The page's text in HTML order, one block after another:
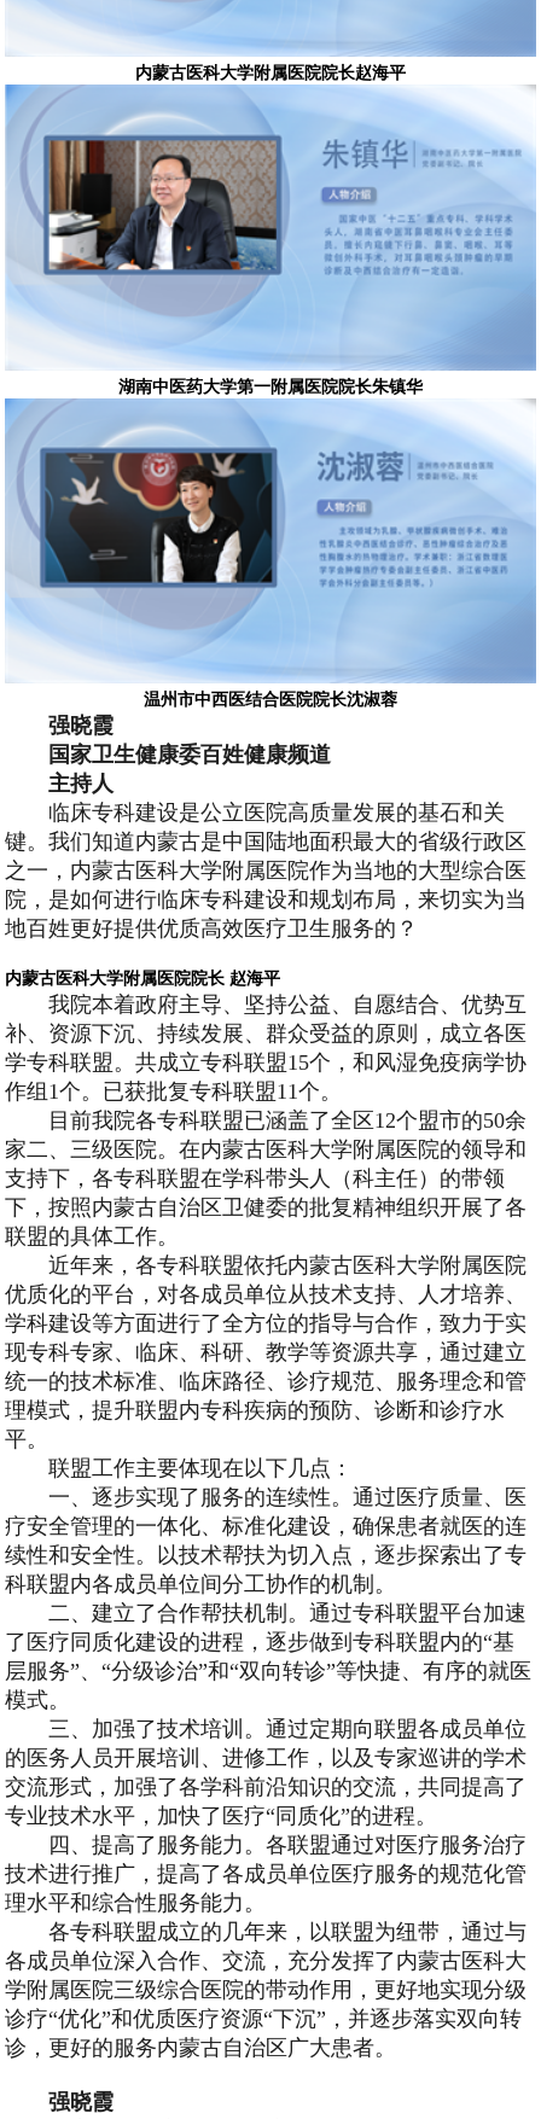
内蒙古医科大学附属医院院长赵海平
湖南中医药大学第一附属医院院长朱镇华
温州市中西医结合医院院长沈淑蓉
强晓霞
国家卫生健康委百姓健康频道
主持人
临床专科建设是公立医院高质量发展的基石和关
键。我们知道内蒙古是中国陆地面积最大的省级行政区
之一，内蒙古医科大学附属医院作为当地的大型综合医
院，是如何进行临床专科建设和规划布局，来切实为当
地百姓更好提供优质高效医疗卫生服务的？
内蒙古医科大学附属医院院长 赵海平
我院本着政府主导、坚持公益、自愿结合、优势互
补、资源下沉、持续发展、群众受益的原则，成立各医
学专科联盟。共成立专科联盟15个，和风湿免疫病学协
作组1个。已获批复专科联盟11个。
目前我院各专科联盟已涵盖了全区12个盟市的50余
家二、三级医院。在内蒙古医科大学附属医院的领导和
支持下，各专科联盟在学科带头人（科主任）的带领
下，按照内蒙古自治区卫健委的批复精神组织开展了各
联盟的具体工作。
近年来，各专科联盟依托内蒙古医科大学附属医院
优质化的平台，对各成员单位从技术支持、人才培养、
学科建设等方面进行了全方位的指导与合作，致力于实
现专科专家、临床、科研、教学等资源共享，通过建立
统一的技术标准、临床路径、诊疗规范、服务理念和管
理模式，提升联盟内专科疾病的预防、诊断和诊疗水
平。
联盟工作主要体现在以下几点：
一、逐步实现了服务的连续性。通过医疗质量、医
疗安全管理的一体化、标准化建设，确保患者就医的连
续性和安全性。以技术帮扶为切入点，逐步探索出了专
科联盟内各成员单位间分工协作的机制。
二、建立了合作帮扶机制。通过专科联盟平台加速
了医疗同质化建设的进程，逐步做到专科联盟内的“基
层服务”、“分级诊治”和“双向转诊”等快捷、有序的就医
模式。
三、加强了技术培训。通过定期向联盟各成员单位
的医务人员开展培训、进修工作，以及专家巡讲的学术
交流形式，加强了各学科前沿知识的交流，共同提高了
专业技术水平，加快了医疗“同质化”的进程。
四、提高了服务能力。各联盟通过对医疗服务治疗
技术进行推广，提高了各成员单位医疗服务的规范化管
理水平和综合性服务能力。
各专科联盟成立的几年来，以联盟为纽带，通过与
各成员单位深入合作、交流，充分发挥了内蒙古医科大
学附属医院三级综合医院的带动作用，更好地实现分级
诊疗“优化”和优质医疗资源“下沉”，并逐步落实双向转
诊，更好的服务内蒙古自治区广大患者。
强晓霞